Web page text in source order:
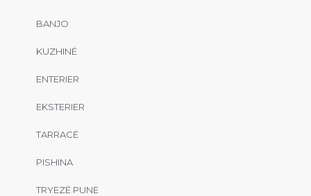
BANJO
KUZHINË
ENTERIER
EKSTERIER
TARRACË
PISHINA
TRYEZË PUNE